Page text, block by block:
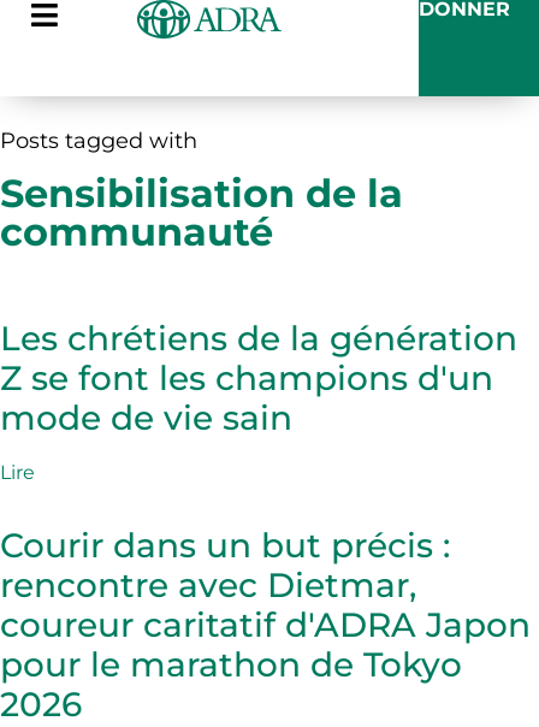
DONNER
Posts tagged with
Sensibilisation de la
communauté
Les chrétiens de la génération
Z se font les champions d'un
mode de vie sain
Lire
Courir dans un but précis :
rencontre avec Dietmar,
coureur caritatif d'ADRA Japon
pour le marathon de Tokyo
2026